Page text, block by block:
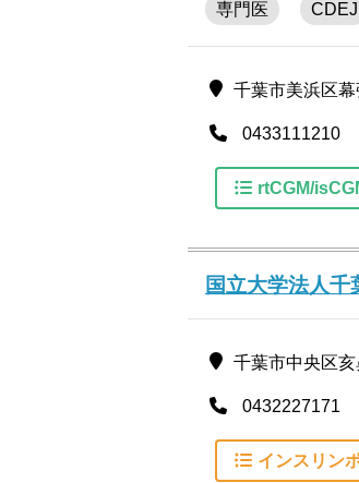
専門医 CDEJ
千葉市美浜区
0433111210
rtCGM/
国立大学法人
千葉市中央区亥
0432227171
インスリン